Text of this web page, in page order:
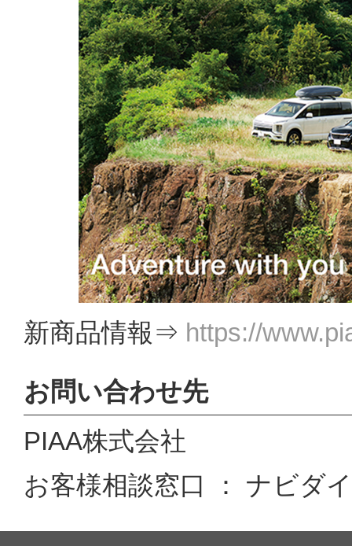
新商品情報⇒ https://
お問い合わせ先
PIAA株式会社
お客様相談窓口 ： ナビダ